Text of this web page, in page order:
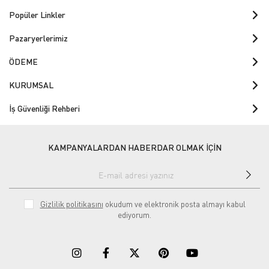
Popüler Linkler
Pazaryerlerimiz
ÖDEME
KURUMSAL
İş Güvenliği Rehberi
KAMPANYALARDAN HABERDAR OLMAK İÇİN
Gizlilik politikasını okudum ve elektronik posta almayı kabul
ediyorum.